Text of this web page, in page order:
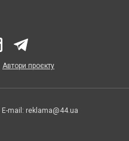
Автори проєкту
mail: reklama@44.ua